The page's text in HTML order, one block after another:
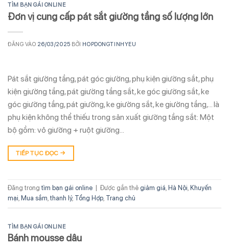
TÌM BẠN GÁI ONLINE
Đơn vị cung cấp pát sắt giường tầng số lượng lớn
ĐĂNG VÀO 26/03/2025 BỞI HOPDONGTINHYEU
Pát sắt giường tầng, pát góc giường, phụ kiện giường sắt, phụ
kiện giường tầng, pát giường tầng sắt, ke góc giường sắt, ke
góc giường tầng, pát giường, ke giường sắt, ke giường tầng,… là
phụ kiện không thể thiếu trong sản xuất giường tầng sắt: Một
bộ gồm: vỏ giường + ruột giường…
TIẾP TỤC ĐỌC →
Đăng trong tìm bạn gái online Được gắn thẻ giảm giá Hà Nội Khuyến
mại Mua sắm thanh lý, Tổng Hợp Trang chủ
TÌM BẠN GÁI ONLINE
Bánh mousse dâu